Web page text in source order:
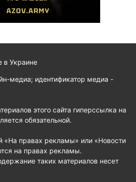
в Украине
медиа; идентификатор медиа -
этого сайта гиперссылка на
обязательной.
«На правах рекламы» или «Новости
на правах рекламы.
таких материалов несет